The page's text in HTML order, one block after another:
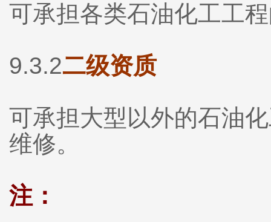
可承担各类石油化工工
9.3.2二级资质
可承担大型以外的石油
维修。
注：